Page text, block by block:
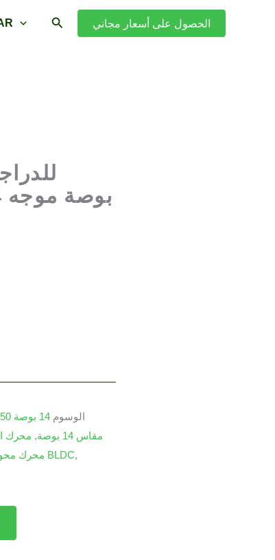
بحث الحصول على أسعار مجاني
الوسوم 14 بوصة 250 واط 350 واط 350 واط محرك دراجة كهربائية 14 بوصة
محرك محور العجلات BLDC مقاس 14 بوصة
, محرك
محرك محور محرك محور عجلة الدراجة الإلكترونية BLDC,